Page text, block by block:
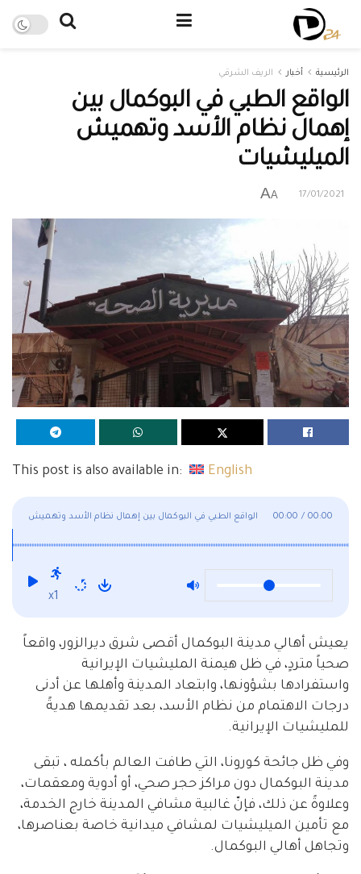
الرئيسية أخبار الريف الشرقي
الواقع الطبي في البوكمال بين
إهمال نظام الأسد وتهميش
الميليشيات
17/01/2021
A
A
This post is also available in: English
الواقع الطبي في البوكمال بين إهمال نظام الأسد وتهميش
الميليشيات
00:00 / 00:00
x1
يعيش أهالي مدينة البوكمال أقصى شرق ديرالزور، واقعاً
صحياً متردٍ، في ظل هيمنة المليشيات الإيرانية
واستفرادها بشؤونها، وابتعاد المدينة وأهلها عن أدنى
درجات الاهتمام من نظام الأسد، بعد تقديمها هديةً
للمليشيات الإيرانية.
وفي ظل جائحة كورونا، التي طافت العالم بأكمله ، تبقى
مدينة البوكمال دون مراكز حجر صحي، أو أدوية ومعقمات،
وعلاوةً عن ذلك، فإنّ غالبية مشافي المدينة خارج الخدمة،
مع تأمين الميليشيات لمشافي ميدانية خاصة بعناصرها،
وتجاهل أهالي البوكمال.